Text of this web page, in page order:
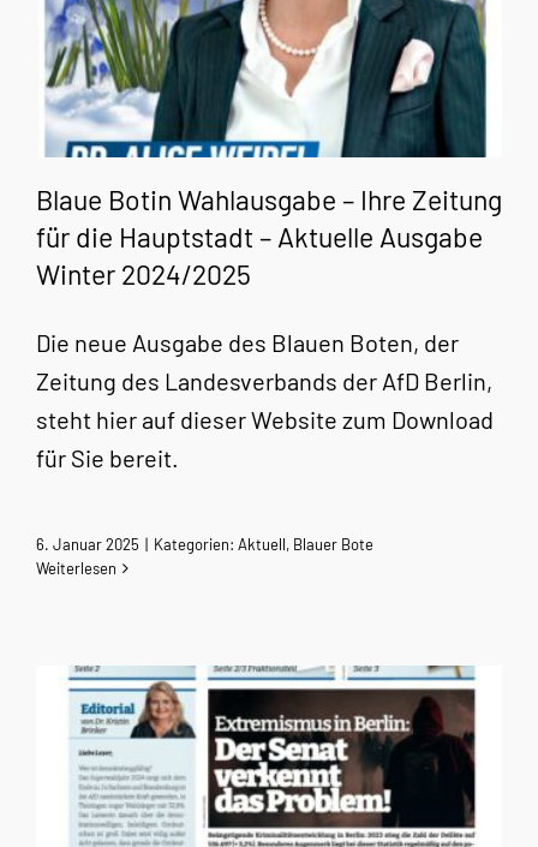
Blaue Botin Wahlausgabe – Ihre Zeitung
für die Hauptstadt – Aktuelle Ausgabe
Winter 2024/2025
Die neue Ausgabe des Blauen Boten, der
Zeitung des Landesverbands der AfD Berlin,
steht hier auf dieser Website zum Download
für Sie bereit.
6. Januar 2025 | Kategorien: Aktuell, Blauer Bote
Weiterlesen